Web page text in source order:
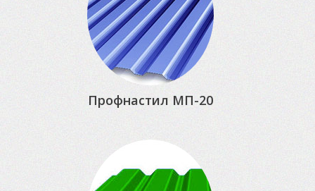
Профнастил МП-20